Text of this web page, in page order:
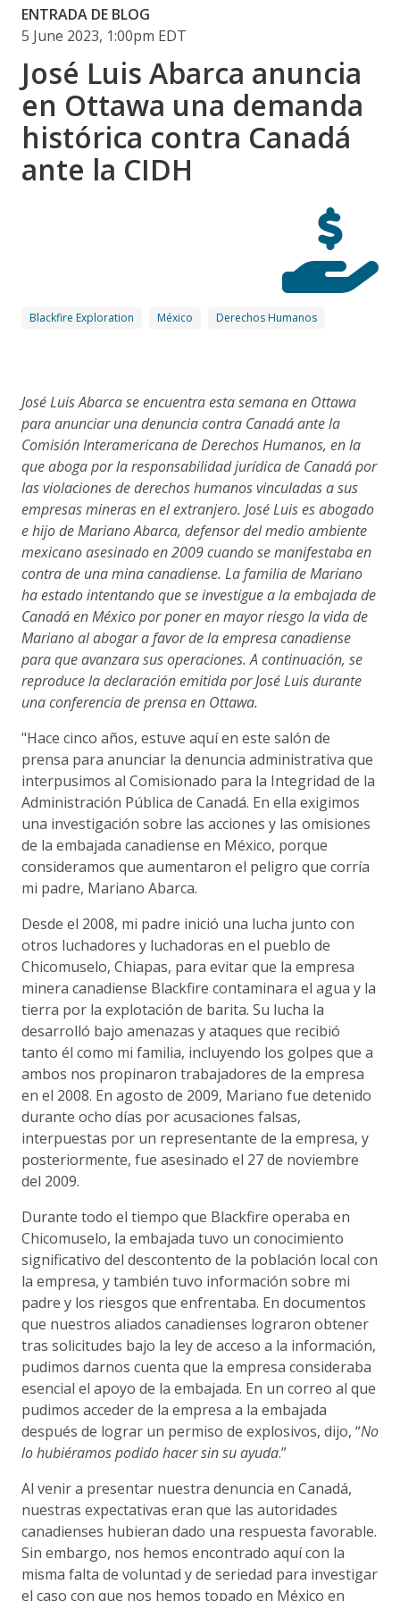
ENTRADA DE BLOG
5 June 2023, 1:00pm EDT
José Luis Abarca anuncia
en Ottawa una demanda
histórica contra Canadá
ante la CIDH
Blackfire Exploration México Derechos Humanos
José Luis Abarca se encuentra esta semana en Ottawa
para anunciar una denuncia contra Canadá ante la
Comisión Interamericana de Derechos Humanos, en la
que aboga por la responsabilidad jurídica de Canadá por
las violaciones de derechos humanos vinculadas a sus
empresas mineras en el extranjero. José Luis es abogado
e hijo de Mariano Abarca, defensor del medio ambiente
mexicano asesinado en 2009 cuando se manifestaba en
contra de una mina canadiense. La familia de Mariano
ha estado intentando que se investigue a la embajada de
Canadá en México por poner en mayor riesgo la vida de
Mariano al abogar a favor de la empresa canadiense
para que avanzara sus operaciones. A continuación, se
reproduce la declaración emitida por José Luis durante
una conferencia de prensa en Ottawa.
"Hace cinco años, estuve aquí en este salón de
prensa para anunciar la denuncia administrativa que
interpusimos al Comisionado para la Integridad de la
Administración Pública de Canadá. En ella exigimos
una investigación sobre las acciones y las omisiones
de la embajada canadiense en México, porque
consideramos que aumentaron el peligro que corría
mi padre, Mariano Abarca.
Desde el 2008, mi padre inició una lucha junto con
otros luchadores y luchadoras en el pueblo de
Chicomuselo, Chiapas, para evitar que la empresa
minera canadiense Blackfire contaminara el agua y la
tierra por la explotación de barita. Su lucha la
desarrolló bajo amenazas y ataques que recibió
tanto él como mi familia, incluyendo los golpes que a
ambos nos propinaron trabajadores de la empresa
en el 2008. En agosto de 2009, Mariano fue detenido
durante ocho días por acusaciones falsas,
interpuestas por un representante de la empresa, y
posteriormente, fue asesinado el 27 de noviembre
del 2009.
Durante todo el tiempo que Blackfire operaba en
Chicomuselo, la embajada tuvo un conocimiento
significativo del descontento de la población local con
la empresa, y también tuvo información sobre mi
padre y los riesgos que enfrentaba. En documentos
que nuestros aliados canadienses lograron obtener
tras solicitudes bajo la ley de acceso a la información,
pudimos darnos cuenta que la empresa consideraba
esencial el apoyo de la embajada. En un correo al que
pudimos acceder de la empresa a la embajada
después de lograr un permiso de explosivos, dijo, “No
lo hubiéramos podido hacer sin su ayuda.”
Al venir a presentar nuestra denuncia en Canadá,
nuestras expectativas eran que las autoridades
canadienses hubieran dado una respuesta favorable.
Sin embargo, nos hemos encontrado aquí con la
misma falta de voluntad y de seriedad para investigar
el caso con que nos hemos topado en México en